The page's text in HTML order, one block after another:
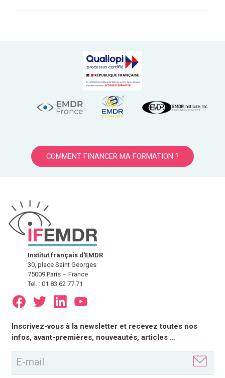
COMMENT FINANCER MA FORMATION ?
Institut français d'EMDR
30, place Saint Georges
75009 Paris – France
Tel. : 01 83 62 77 71
E-
mail
(Nécessaire)
Inscrivez-vous à la newsletter et recevez toutes nos
infos, avant-premières, nouveautés, articles …